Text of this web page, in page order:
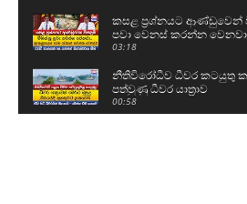
කසළ ප්‍රශ්නයට ආණ්ඩුවෙන්
පවා වෙනස් කරන්න වෙනවා
03:18
නීතිවිරෝධීව ධීවර කටයුතු
පත්වුණු ධීවර යාත්‍රාව
00:58